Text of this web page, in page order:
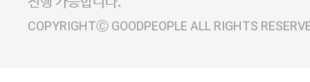
COPYRIGHTⒸ GOODPEOPLE ALL RIGHTS